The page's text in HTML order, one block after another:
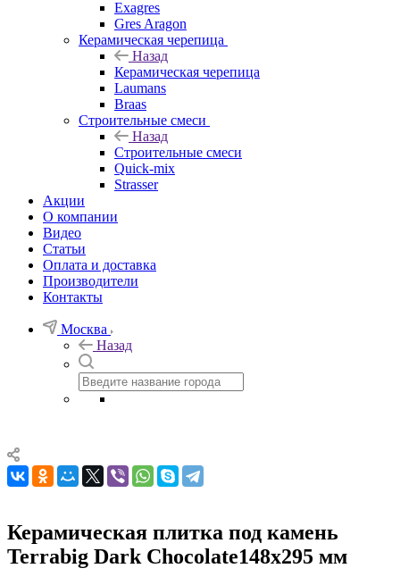
Exagres
Gres Aragon
Керамическая черепица
Назад
Керамическая черепица
Laumans
Braas
Строительные смеси
Назад
Строительные смеси
Quick-mix
Strasser
Акции
О компании
Видео
Статьи
Оплата и доставка
Производители
Контакты
Москва
Назад
Керамическая плитка под камень
Terrabig Dark Chocolate148x295 мм